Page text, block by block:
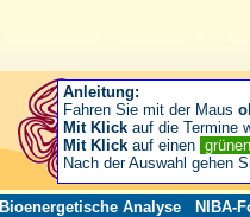
Bioenergetische Analyse NIBA-
Anleitung:
Fahren Sie mit der Maus
Mit Klick auf die Termine
Mit Klick auf einen grünen
Nach der Auswahl gehen